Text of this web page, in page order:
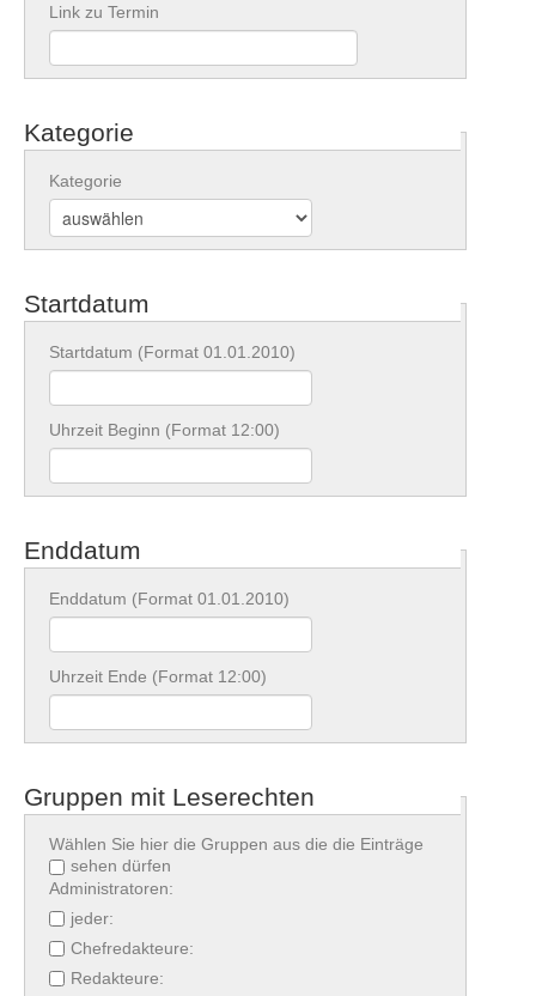
Link zu Termin
Kategorie
Kategorie
Startdatum
Startdatum (Format 01.01.2010)
Uhrzeit Beginn (Format 12:00)
Enddatum
Enddatum (Format 01.01.2010)
Uhrzeit Ende (Format 12:00)
Gruppen mit Leserechten
Wählen Sie hier die Gruppen aus die die Einträge
sehen dürfen
Administratoren:
jeder:
Chefredakteure:
Redakteure: